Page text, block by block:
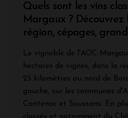
Quels sont les vins
Margaux ? Découvrez
région, cépages,
Le vignoble de l'AOC
hectares de vignes, dans la
25 kilomètres au nord de
gauche, sur les communes
Cantenac et Soussans. En